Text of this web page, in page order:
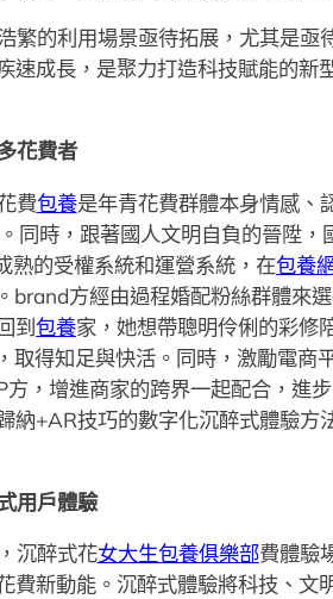
繁的利用場景亟待拓展，尤其是亟
速成長，是聚力打造科技賦能的新
花費者
費包養是年青花費群體本身情感、
時，跟著國人文明自負的晉陞，
熟的受權系統和運營系統，在包養
方經由過程婚配粉絲群體來
到包養家，她想帶聰明伶俐的彩修
取得知足與快活。同時，激勵電商
，增進商家的跨界一起配合，進
納+AR技巧的數字化沉醉式體驗方
用戶體驗
沉醉式花女大生包養俱樂部費體驗
新動能。沉醉式體驗將科技、文